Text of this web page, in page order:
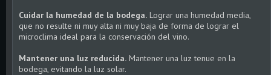
Cuidar la humedad de la bodega. Lograr una humedad media,
que no resulte ni muy alta ni muy baja de forma de lograr el
microclima ideal para la conservación del vino.
Mantener una luz reducida. Mantener una luz tenue en la
bodega, evitando la luz solar.